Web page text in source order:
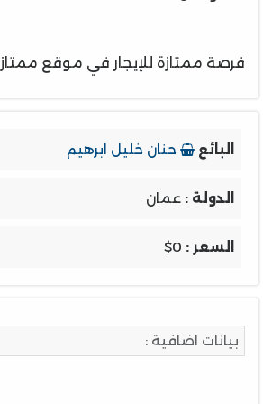
فرصة ممتازة للإيجار في موقع
البائع حنان خليل ابرهيم
الدولة : عمان
السعر : $0
بيانات اضافية :